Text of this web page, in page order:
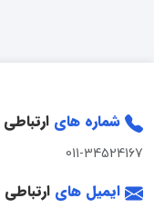
شماره های ارتباطی
011-34524167
ایمیل های ارتباطی